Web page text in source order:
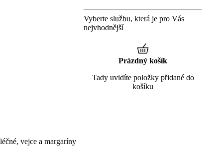
vejce a margaríny
Vyberte službu, která je pro Vás
nejvhodnější
Prázdný košík
Tady uvidíte položky přidané do
košíku